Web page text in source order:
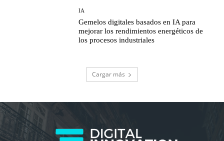
IA
Gemelos digitales basados en IA para
mejorar los rendimientos energéticos de
los procesos industriales
Cargar más